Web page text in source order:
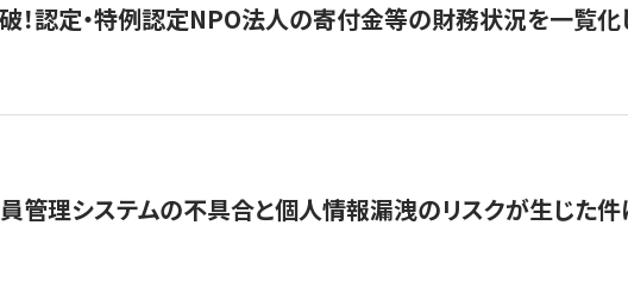
！認定・特例認定NPO法人の寄付金等の財務状況を一覧化
管理システムの不具合と個人情報漏洩のリスクが生じた件